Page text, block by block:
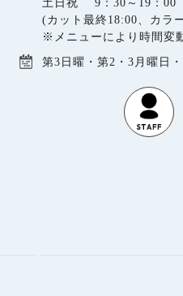
土日祝 9：30～19：00
(カット最終18:00、カラ
※メニューにより時間変
第3日曜・第2・3月曜日